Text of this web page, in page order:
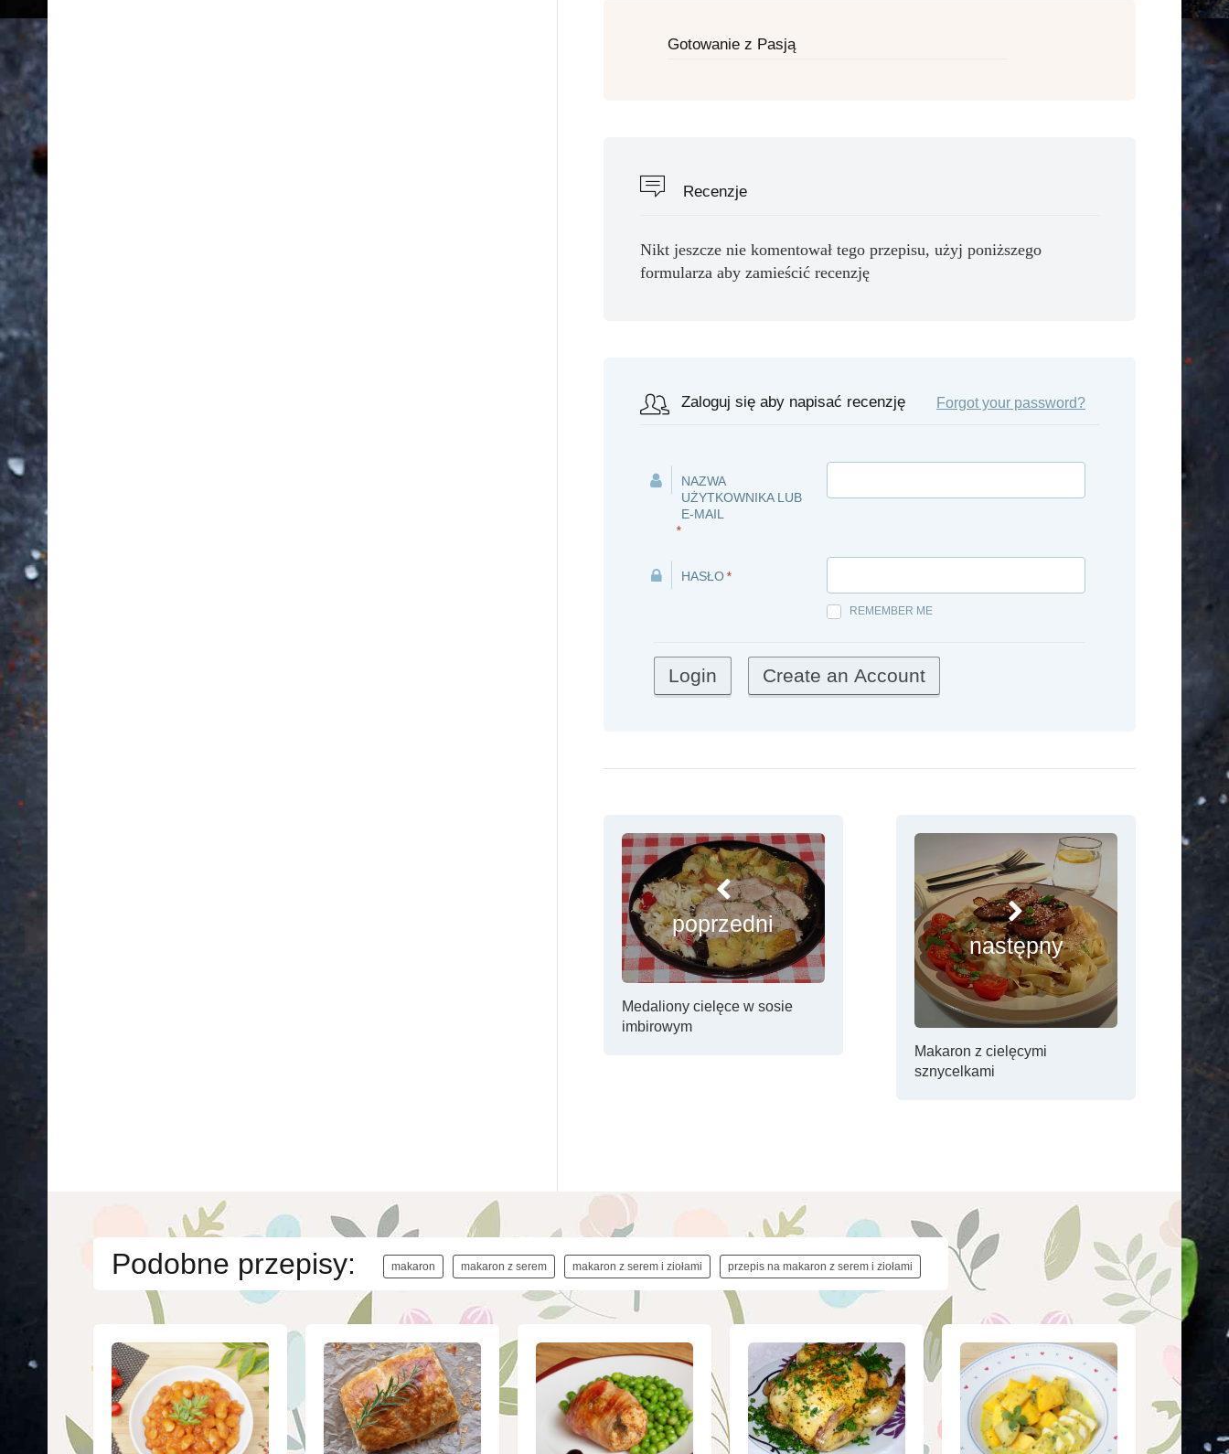
Gotowanie z Pasją
Recenzje
Nikt jeszcze nie komentował tego przepisu, użyj poniższego
formularza aby zamieścić recenzję
Zaloguj się aby napisać recenzję Forgot your password?
NAZWA
UŻYTKOWNIKA LUB
E-MAIL
*
HASŁO *
REMEMBER ME
poprzedni
Medaliony cielęce w sosie
imbirowym
następny
Makaron z cielęcymi
sznycelkami
Podobne przepisy: makaron makaron z serem makaron z serem i ziołami przepis na makaron z serem i ziołami